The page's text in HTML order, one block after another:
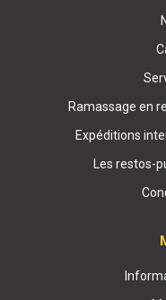
Ramassage en
Expéditions
Les restos-